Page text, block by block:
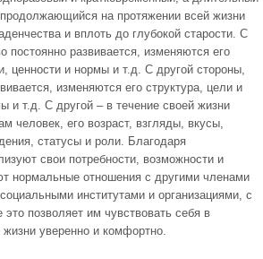
на протяжении всей жизни
и вплоть до глубокой старости. С
постоянно развивается, изменяются его
ценности и нормы и т.д. С другой стороны,
изменяются его структура, цели и
и т.д. С другой – в течение своей жизни
человек, его возраст, взгляды, вкусы,
статусы и роли. Благодаря
свои потребности, возможности и
нормальные отношения с другими членами
институтами и организациями, с
позволяет им чувствовать себя в
уверенно и комфортно.